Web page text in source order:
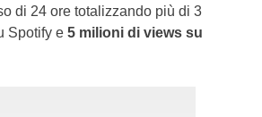
di 24 ore totalizzando più di 3
Spotify e 5 milioni di views su